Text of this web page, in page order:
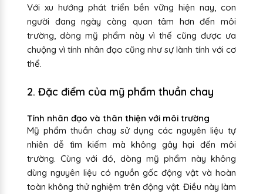
Với xu hướng phát triển bền vững hiện nay, con
người đang ngày càng quan tâm hơn đến môi
trường, dòng mỹ phẩm này vì thế cũng được ưa
chuộng vì tính nhân đạo cũng như sự lành tính với cơ
thể.
2. Đặc điểm của mỹ phẩm thuần chay
Tính nhân đạo và thân thiện với môi trường
Mỹ phẩm thuần chay sử dụng các nguyên liệu tự
nhiên dễ tìm kiếm mà không gây hại đến môi
trường. Cùng với đó, dòng mỹ phẩm này không
dùng nguyên liệu có nguồn gốc động vật và hoàn
toàn không thử nghiệm trên động vật. Điều này làm